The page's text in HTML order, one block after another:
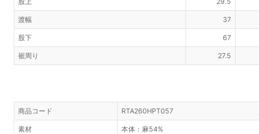
渡幅 37
股下 67
裾周り 27.5
商品コード RTA260HPT057
素材
本体：麻54%